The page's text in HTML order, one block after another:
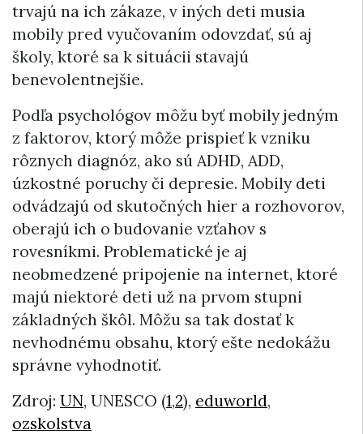
trvajú na ich zákaze, v iných deti musia
mobily pred vyučovaním odovzdať, sú aj
školy, ktoré sa k situácii stavajú
benevolentnejšie.
Podľa psychológov môžu byť mobily jedným
z faktorov, ktorý môže prispieť k vzniku
rôznych diagnóz, ako sú ADHD, ADD,
úzkostné poruchy či depresie. Mobily deti
odvádzajú od skutočných hier a rozhovorov,
oberajú ich o budovanie vzťahov s
rovesníkmi. Problematické je aj
neobmedzené pripojenie na internet, ktoré
majú niektoré deti už na prvom stupni
základných škôl. Môžu sa tak dostať k
nevhodnému obsahu, ktorý ešte nedokážu
správne vyhodnotiť.
Zdroj: UN, UNESCO (1,2), eduworld,
ozskolstva